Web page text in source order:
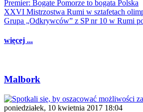
Premier: Bogate Pomorze to bogata Polska
XXVI Mistrzostwa Rumi w sztafetach
Grupa „Odkrywców” z SP nr 10 w Rumi
więcej ...
Malbork
poniedziałek, 10 kwietnia 2017 18:04